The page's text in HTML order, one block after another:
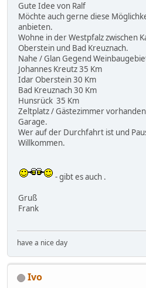
Gute Idee von Ralf
Möchte auch gerne diese
anbieten.
Wohne in der Westpfalz zwischen
Oberstein und Bad Kreuznach.
Nahe / Glan Gegend
Johannes Kreutz 35 Km
Idar Oberstein 30 Km
Bad Kreuznach 30 Km
Hunsrück 35 Km
Zeltplatz / Gästezimmer
Garage.
Wer auf der Durchfahrt ist und
Willkommen.
- gibt es auch .
Gruß
Frank
have a nice day
Ivo